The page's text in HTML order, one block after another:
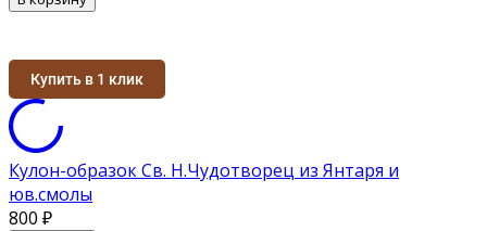
Купить в 1 клик
Кулон-образок Св. Н.Чудотворец из Янтаря и
юв.смолы
800 ₽